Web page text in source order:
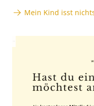
Mein Kind isst